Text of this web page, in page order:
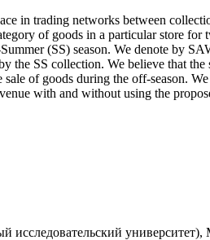
in trading networks between
of goods in a particular store for
(SS) season. We denote by
the SS collection. We believe that
of goods during the off-season.
with and without using the
университет),